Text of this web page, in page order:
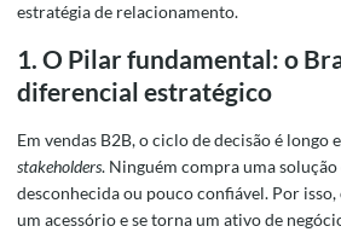
estratégia de relacionamento.
1. O Pilar fundamental: o
diferencial estratégico
Em vendas B2B, o ciclo de decisão é longo
stakeholders. Ninguém compra uma
desconhecida ou pouco confiável. Por isso,
um acessório e se torna um ativo de